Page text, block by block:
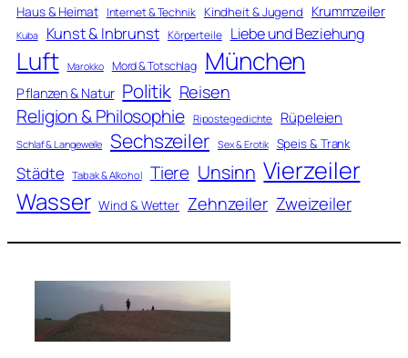
Haus & Heimat Internet & Technik Kindheit & Jugend Krummzeiler
Kuba Kunst & Inbrunst Körperteile Liebe und Beziehung
Luft Marokko Mord & Totschlag München
Pflanzen & Natur Politik Reisen
Religion & Philosophie Ripostegedichte Rüpeleien
Schlaf & Langeweile Sechszeiler Sex & Erotik Speis & Trank
Städte Tabak & Alkohol Tiere Unsinn Vierzeiler
Wasser Wind & Wetter Zehnzeiler Zweizeiler